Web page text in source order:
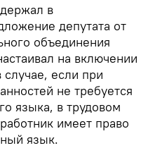
в
депутата от
объединения
на включении
если при
не требуется
языка, в трудовом
имеет право
язык.